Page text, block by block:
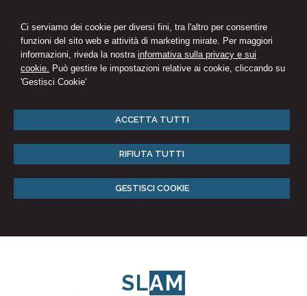
Ci serviamo dei cookie per diversi fini, tra l'altro per consentire
funzioni del sito web e attività di marketing mirate. Per maggiori
informazioni, riveda la nostra informativa sulla privacy e sui
cookie. Può gestire le impostazioni relative ai cookie, cliccando su
'Gestisci Cookie'
ACCETTA TUTTI
RIFIUTA TUTTI
GESTISCI COOKIE
SLAM